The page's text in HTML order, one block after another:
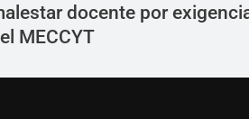
docente por
MECCYT